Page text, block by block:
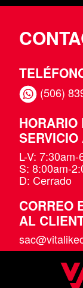
(506)
HORARIO
L-V: 7:30am-
S: 8:00am-
D: Cerrado
CORREO
AL